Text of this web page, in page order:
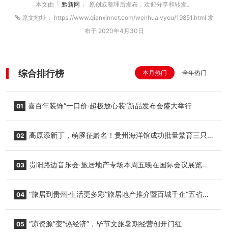
本文由「 黔新网 」 原创或整理后发布，欢迎分享和转发。
原文地址： https://www.qianxinnet.com/wenhualvyou/19851.html 发
布于 2020年4月30日
综合排行榜 本月热门 全年热门
01 喜百年装饰“一口价·超极放心装”新品发布会盛大举行
02 高原添新丁，萌豚征黔名！贵州海洋馆成功批量繁育三只
03 贵阳路边音乐会·旅居地产专场本周五晚在国际会议展览中
04 “旅居到贵州·生活更多彩”旅居地产推介暨百城千企“五省
05 “凉资源”变“热经济”，毕节文旅暑期经营创开门红